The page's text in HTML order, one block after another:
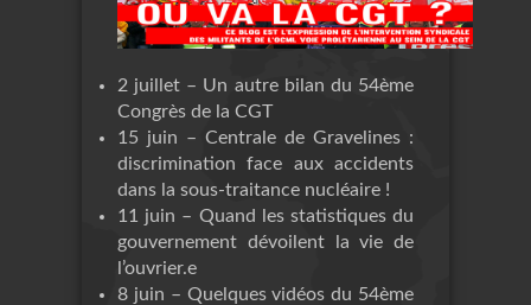
2 juillet – Un autre bilan du 54ème
Congrès de la CGT
15 juin – Centrale de Gravelines :
discrimination face aux accidents
dans la sous-traitance nucléaire !
11 juin – Quand les statistiques du
gouvernement dévoilent la vie de
l’ouvrier.e
8 juin – Quelques vidéos du 54ème